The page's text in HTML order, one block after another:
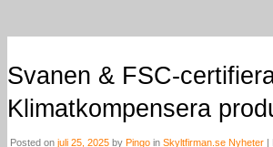
Svanen & FSC-
Klimatkompensera
Posted on juli 25, 2025 by Pingo in Skyltfirman.se Nyheter |